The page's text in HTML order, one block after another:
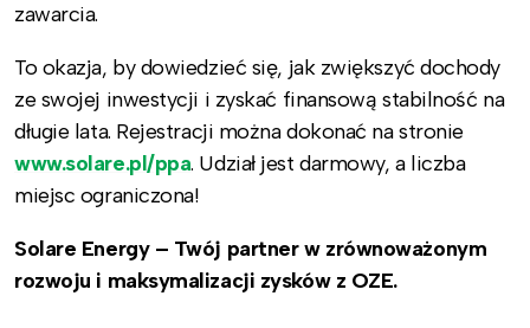
zawarcia.
To okazja, by dowiedzieć się, jak zwiększyć dochody
ze swojej inwestycji i zyskać finansową stabilność na
długie lata. Rejestracji można dokonać na stronie
www.solare.pl/ppa. Udział jest darmowy, a liczba
miejsc ograniczona!
Solare Energy – Twój partner w zrównoważonym
rozwoju i maksymalizacji zysków z OZE.